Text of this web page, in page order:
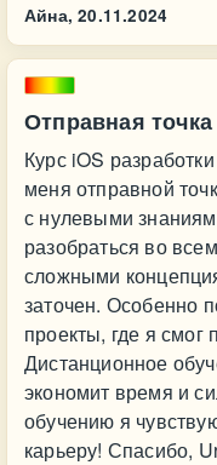
Айна, 20.11.2024
Отправная
Курс iOS
меня отправной
с нулевыми
разобраться во
сложными
заточен. Особенно
проекты, где я смог
Дистанционное
экономит время и
обучению я
карьеру! Спасибо,